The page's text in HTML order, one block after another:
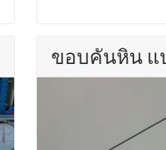
ขอบคันหิน แ